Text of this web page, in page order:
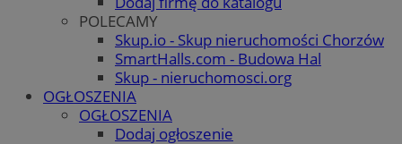
POLECAMY
Skup.io - Skup nieruchomości Chorzów
SmartHalls.com - Budowa Hal
Skup - nieruchomosci.org
OGŁOSZENIA
OGŁOSZENIA
Dodaj ogłoszenie